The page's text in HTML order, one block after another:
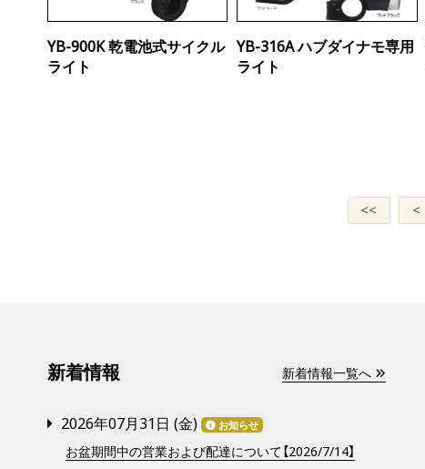
YB-900K 乾電池式サイクル
ライト
YB-316A ハブダイナモ専用
ライト
<< <
新着情報 新着情報一覧へ
2026年07月31日 (金) お知らせ
お盆期間中の営業および配達について【2026/7/14】